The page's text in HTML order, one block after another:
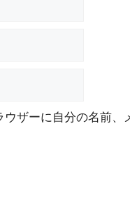
ザーに自分の名前